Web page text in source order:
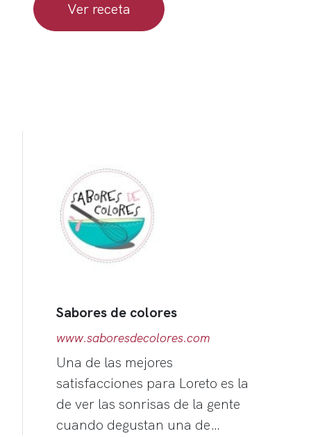
Ver receta
Sabores de colores
www.saboresdecolores.com
Una de las mejores
satisfacciones para Loreto es la
de ver las sonrisas de la gente
cuando degustan una de…